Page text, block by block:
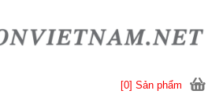
[0] Sản phẩm